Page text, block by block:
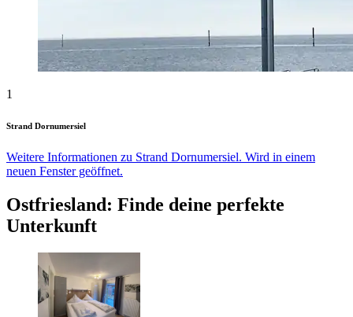
1
Strand Dornumersiel
Weitere Informationen zu Strand Dornumersiel. Wird in einem
neuen Fenster geöffnet.
Ostfriesland: Finde deine perfekte
Unterkunft